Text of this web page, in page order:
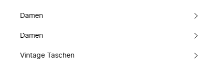
Damen
Damen
Vintage Taschen